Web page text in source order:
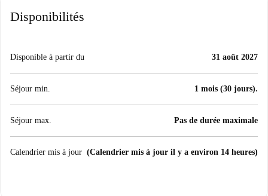
Disponibilités
Disponible à partir du 31 août 2027
Séjour min. 1 mois (30 jours).
Séjour max. Pas de durée maximale
Calendrier mis à jour (Calendrier mis à jour il y a environ 14 heures)